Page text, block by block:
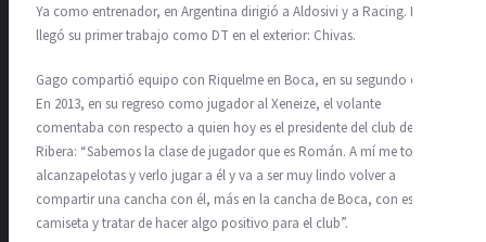
Ya como entrenador, en Argentina dirigió a Aldosivi y a Racing. Luego
llegó su primer trabajo como DT en el exterior: Chivas.
Gago compartió equipo con Riquelme en Boca, en su segundo ciclo.
En 2013, en su regreso como jugador al Xeneize, el volante
comentaba con respecto a quien hoy es el presidente del club de La
Ribera: “Sabemos la clase de jugador que es Román. A mí me tocó ser
alcanzapelotas y verlo jugar a él y va a ser muy lindo volver a
compartir una cancha con él, más en la cancha de Boca, con esta
camiseta y tratar de hacer algo positivo para el club”.